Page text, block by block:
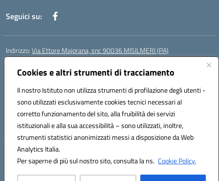
Cookies e altri strumenti di tracciamento
Il nostro Istituto non utilizza strumenti di profilazione degli utenti -
sono utilizzati esclusivamente cookies tecnici necessari al
corretto funzionamento del sito, alla fruibilità dei servizi
istituzionali e alla sua accessibilità – sono utilizzati, inoltre,
strumenti statistici anonimizzati messi a disposizione da Web
Analytics Italia.
Per saperne di più sul nostro sito, consulta la ns. Cookie Policy.
Seguici su:
Indirizzo:Via Ettore Majorana, snc 90036 MISILMERI (PA)
Centralino:
Email:PAIC8BW002@istruzione.it
Codice fiscale: 97382260822
Codice meccanografico:
PAIC8BW002
Codice Indice delle Pubbliche Amministrazioni (IPA): istsc_ PAIC8BW002
Hosting & Powered by 3D Solution S.r.l.
Concept & Design by Designers Italia